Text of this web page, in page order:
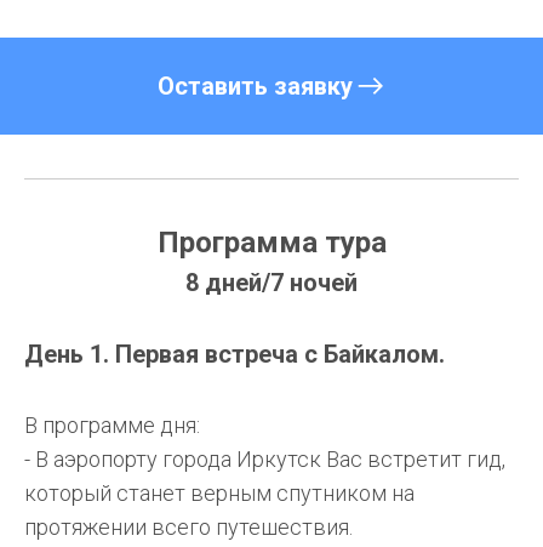
Оставить заявку
Программа тура
8 дней/7 ночей
День 1. Первая встреча с Байкалом.
В программе дня:
- В аэропорту города Иркутск Вас встретит гид,
который станет верным спутником на
протяжении всего путешествия.